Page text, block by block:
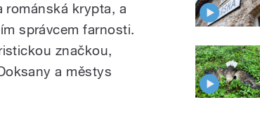
románská krypta, a
správcem farnosti.
značkou,
a městys